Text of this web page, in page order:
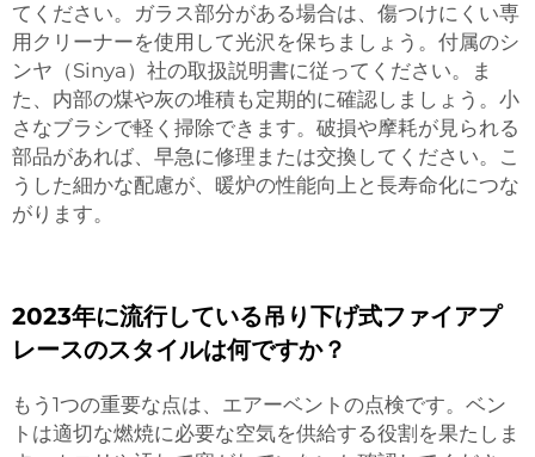
てください。ガラス部分がある場合は、傷つけにくい専
用クリーナーを使用して光沢を保ちましょう。付属のシ
ンヤ（Sinya）社の取扱説明書に従ってください。ま
た、内部の煤や灰の堆積も定期的に確認しましょう。小
さなブラシで軽く掃除できます。破損や摩耗が見られる
部品があれば、早急に修理または交換してください。こ
うした細かな配慮が、暖炉の性能向上と長寿命化につな
がります。
2023年に流行している吊り下げ式ファイアプ
レースのスタイルは何ですか？
もう1つの重要な点は、エアーベントの点検です。ベン
トは適切な燃焼に必要な空気を供給する役割を果たしま